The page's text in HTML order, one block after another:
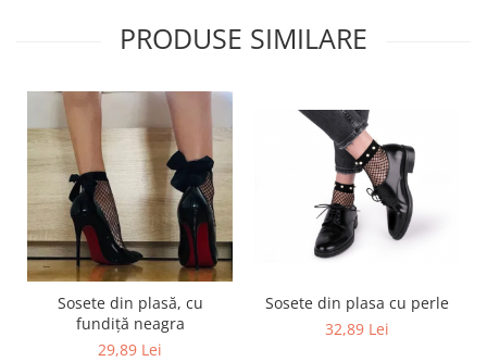
PRODUSE SIMILARE
Sosete din plasă, cu
fundiță neagra
29,89 Lei
Sosete din plasa cu perle
32,89 Lei